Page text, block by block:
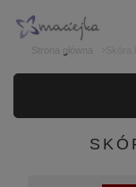
Strona główna